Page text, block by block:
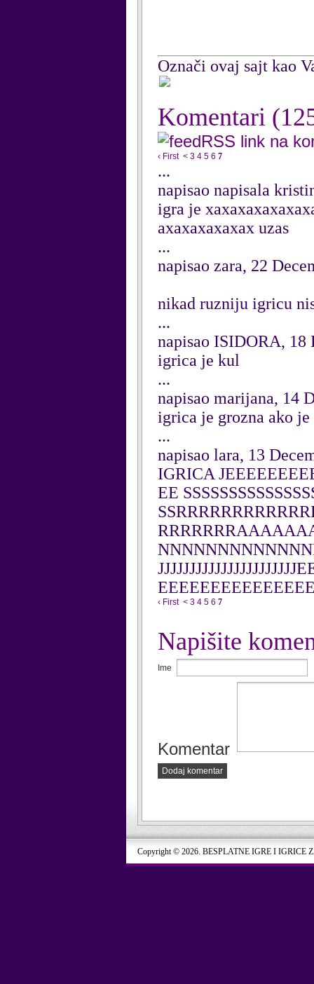
Označi ovaj sajt kao
Komentari
RSS link na
‹ First < 3 4 5 6 7
...
napisao napisala
igra je
axaxaxaxaxax uzas
...
napisao zara, 22
nikad ruzniju igricu
...
napisao ISIDORA, 18
igrica je kul
...
napisao marijana, 14
igrica je grozna ako
...
napisao lara, 13
IGRICA
EE
‹ First < 3 4 5 6 7
Napišite
Ime
Komentar
Dodaj komentar
Copyright © 2026. BESPLATNE IGRE I IGRICE